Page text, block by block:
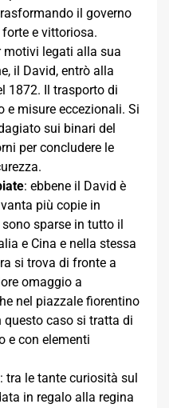
il governo
e vittoriosa.
motivi legati alla sua
il David, entrò alla
1872. Il trasporto di
e misure eccezionali. Si
sui binari del
per concludere le
: ebbene il David è
più copie in
sparse in tutto il
e Cina e nella stessa
si trova di fronte a
omaggio a
nel piazzale fiorentino
questo caso si tratta di
e con elementi
: tra le tante curiosità sul
in regalo alla regina